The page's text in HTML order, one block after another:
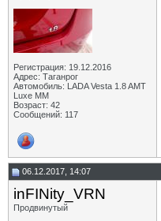
Регистрация: 19.12.2016
Адрес: Таганрог
Автомобиль: LADA Vesta 1.8 AMT
Luxe MM
Возраст: 42
Сообщений: 117
06.12.2017, 14:07
inFINity_VRN
Продвинутый